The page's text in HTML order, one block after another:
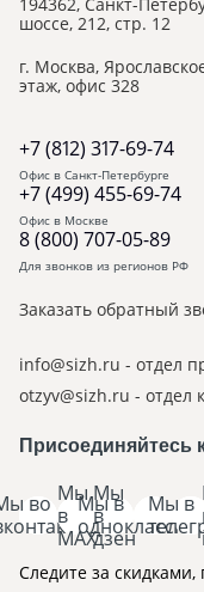
шоссе, 212, стр. 12
г. Москва,
этаж, офис 328
+7 (812) 317-69-74
Офис в Санкт-Петербурге
+7 (499) 455-69-74
Офис в Москве
8 (800) 707-05-89
Для звонков из регионов РФ
Заказать обратный
info@sizh.ru - отдел
otzyv@sizh.ru - отдел
Присоединяйтесь
во Мы
в
MAX
Мы
в
дзен
Мы в
Мы в
Следите за
Срок
На